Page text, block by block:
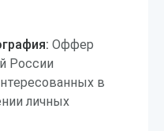
Оффер
России
в
личных